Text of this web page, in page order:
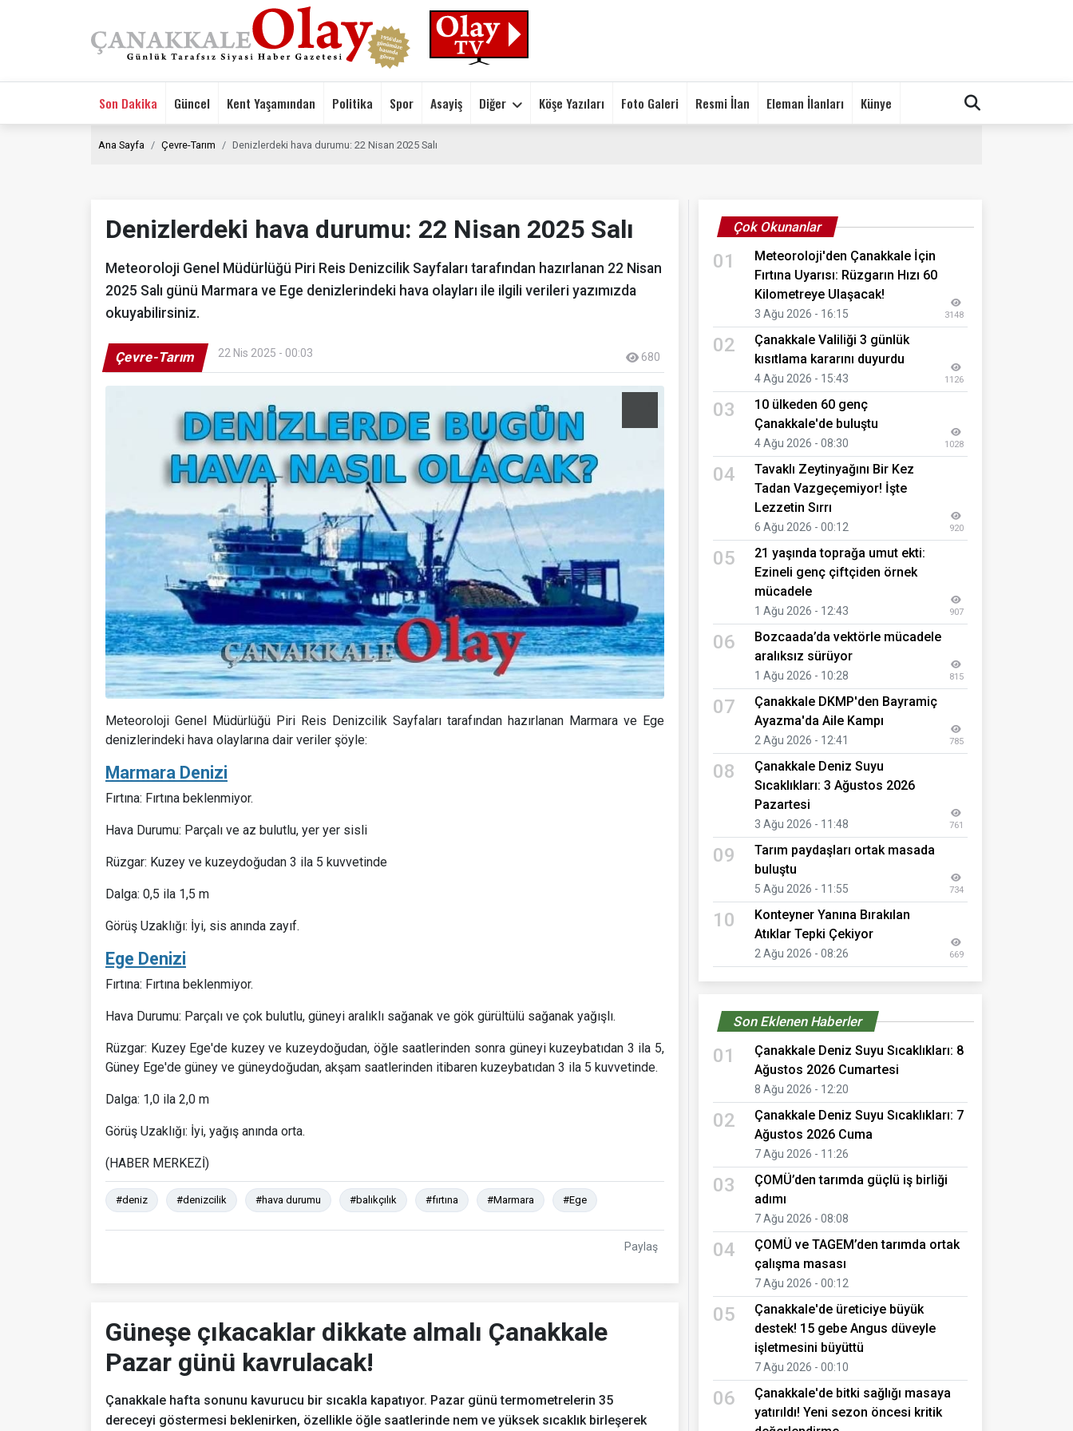
Son Dakika Güncel Kent Yaşamından Politika Spor Asayiş Diğer Köşe Yazıları Foto Galeri Resmi İlan Eleman İlanları Künye
Ana Sayfa Çevre-Tarım Denizlerdeki hava durumu: 22 Nisan 2025 Salı
Denizlerdeki hava durumu: 22 Nisan 2025 Salı
Meteoroloji Genel Müdürlüğü Piri Reis Denizcilik Sayfaları tarafından hazırlanan 22 Nisan
2025 Salı günü Marmara ve Ege denizlerindeki hava olayları ile ilgili verileri yazımızda
okuyabilirsiniz.
Çevre-Tarım 22 Nis 2025 - 00:03 680
Meteoroloji Genel Müdürlüğü Piri Reis Denizcilik Sayfaları tarafından hazırlanan Marmara ve Ege
denizlerindeki hava olaylarına dair veriler şöyle:
Marmara Denizi
Fırtına: Fırtına beklenmiyor.
Hava Durumu: Parçalı ve az bulutlu, yer yer sisli
Rüzgar: Kuzey ve kuzeydoğudan 3 ila 5 kuvvetinde
Dalga: 0,5 ila 1,5 m
Görüş Uzaklığı: İyi, sis anında zayıf.
Ege Denizi
Fırtına: Fırtına beklenmiyor.
Hava Durumu: Parçalı ve çok bulutlu, güneyi aralıklı sağanak ve gök gürültülü sağanak yağışlı.
Rüzgar: Kuzey Ege'de kuzey ve kuzeydoğudan, öğle saatlerinden sonra güneyi kuzeybatıdan 3 ila 5,
Güney Ege'de güney ve güneydoğudan, akşam saatlerinden itibaren kuzeybatıdan 3 ila 5 kuvvetinde.
Dalga: 1,0 ila 2,0 m
Görüş Uzaklığı: İyi, yağış anında orta.
(HABER MERKEZİ)
#deniz #denizcilik #hava durumu #balıkçılık #fırtına #Marmara #Ege
Paylaş
Güneşe çıkacaklar dikkate almalı Çanakkale
Pazar günü kavrulacak!
Çanakkale hafta sonunu kavurucu bir sıcakla kapatıyor. Pazar günü termometrelerin 35
dereceyi göstermesi beklenirken, özellikle öğle saatlerinde nem ve yüksek sıcaklık birleşerek
Çok Okunanlar
01
Meteoroloji'den Çanakkale İçin
Fırtına Uyarısı: Rüzgarın Hızı 60
Kilometreye Ulaşacak!
3 Ağu 2026 - 16:15 3148
02
Çanakkale Valiliği 3 günlük
kısıtlama kararını duyurdu
4 Ağu 2026 - 15:43 1126
03
10 ülkeden 60 genç
Çanakkale'de buluştu
4 Ağu 2026 - 08:30 1028
04
Tavaklı Zeytinyağını Bir Kez
Tadan Vazgeçemiyor! İşte
Lezzetin Sırrı
6 Ağu 2026 - 00:12 920
05
21 yaşında toprağa umut ekti:
Ezineli genç çiftçiden örnek
mücadele
1 Ağu 2026 - 12:43 907
06
Bozcaada’da vektörle mücadele
aralıksız sürüyor
1 Ağu 2026 - 10:28 815
07
Çanakkale DKMP'den Bayramiç
Ayazma'da Aile Kampı
2 Ağu 2026 - 12:41 785
08
Çanakkale Deniz Suyu
Sıcaklıkları: 3 Ağustos 2026
Pazartesi
3 Ağu 2026 - 11:48 761
09
Tarım paydaşları ortak masada
buluştu
5 Ağu 2026 - 11:55 734
10
Konteyner Yanına Bırakılan
Atıklar Tepki Çekiyor
2 Ağu 2026 - 08:26 669
Son Eklenen Haberler
01
Çanakkale Deniz Suyu Sıcaklıkları: 8
Ağustos 2026 Cumartesi
8 Ağu 2026 - 12:20
02
Çanakkale Deniz Suyu Sıcaklıkları: 7
Ağustos 2026 Cuma
7 Ağu 2026 - 11:26
03
ÇOMÜ’den tarımda güçlü iş birliği
adımı
7 Ağu 2026 - 08:08
04
ÇOMÜ ve TAGEM’den tarımda ortak
çalışma masası
7 Ağu 2026 - 00:12
05
Çanakkale'de üreticiye büyük
destek! 15 gebe Angus düveyle
işletmesini büyüttü
7 Ağu 2026 - 00:10
06
Çanakkale'de bitki sağlığı masaya
yatırıldı! Yeni sezon öncesi kritik